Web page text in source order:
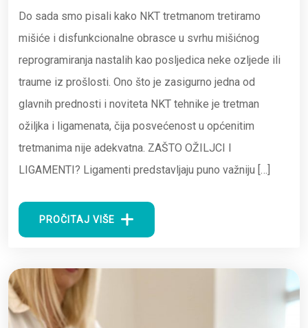
Do sada smo pisali kako NKT tretmanom tretiramo
mišiće i disfunkcionalne obrasce u svrhu mišićnog
reprogramiranja nastalih kao posljedica neke ozljede ili
traume iz prošlosti. Ono što je zasigurno jedna od
glavnih prednosti i noviteta NKT tehnike je tretman
ožiljka i ligamenata, čija posvećenost u općenitim
tretmanima nije adekvatna. ZAŠTO OŽILJCI I
LIGAMENTI? Ligamenti predstavljaju puno važniju […]
PROČITAJ VIŠE